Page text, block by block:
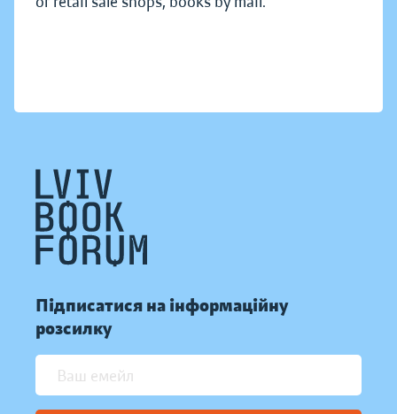
Підписатися на інформаційну
розсилку